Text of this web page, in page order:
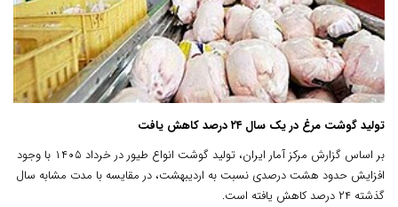
تولید گوشت مرغ در یک سال ۲۴ درصد کاهش یافت
بر اساس گزارش مرکز آمار ایران، تولید گوشت انواع طیور در خرداد ۱۴۰۵ با وجود
افزایش حدود هشت درصدی نسبت به اردیبهشت، در مقایسه با مدت مشابه سال
گذشته ۲۴ درصد کاهش یافته است.